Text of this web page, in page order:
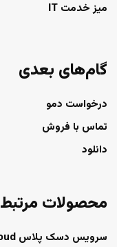
میز خدمت IT
گام‌های بعدی
درخواست دمو
تماس با فروش
دانلود
محصولات مرتبط
سرویس دسک پلاس Cloud